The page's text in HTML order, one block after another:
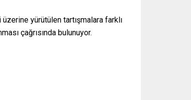
yürütülen tartışmalara farklı
çağrısında bulunuyor.